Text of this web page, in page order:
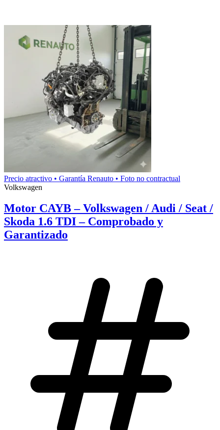
Precio atractivo • Garantía Renauto • Foto no contractual
Volkswagen
Motor CAYB – Volkswagen / Audi / Seat /
Skoda 1.6 TDI – Comprobado y
Garantizado